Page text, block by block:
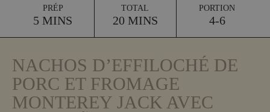
PRÉP
5 MINS
TOTAL
20 MINS
PORTION
4-6
NACHOS D’EFFILOCHÉ DE
PORC ET FROMAGE
MONTEREY JACK AVEC